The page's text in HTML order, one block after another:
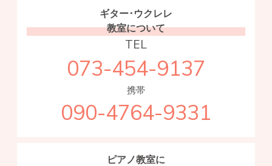
ギター･ウクレレ
教室について
TEL
073-454-9137
携帯
090-4764-9331
ピアノ教室に